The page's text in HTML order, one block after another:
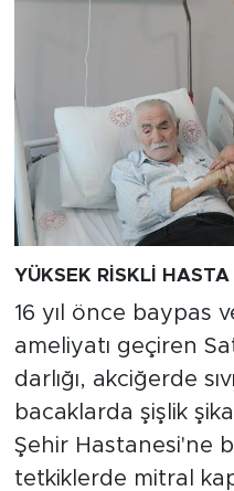
YÜKSEK RİSKLİ
16 yıl önce baypas
ameliyatı geçiren
darlığı, akciğerde
bacaklarda şişlik
Şehir Hastanesi'ne
tetkiklerde mitral